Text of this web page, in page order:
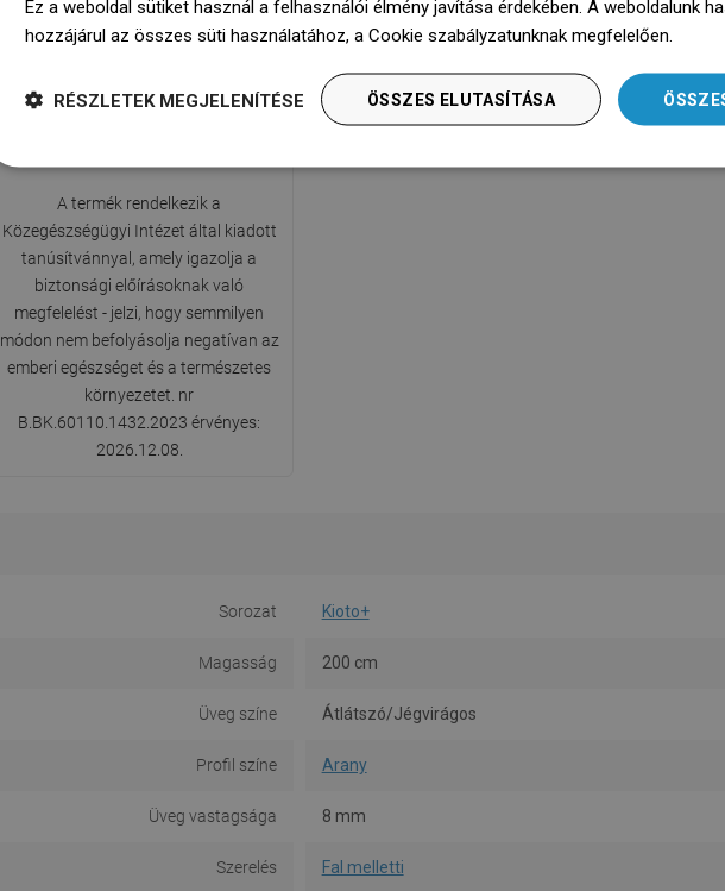
A termék rendelkezik a
Közegészségügyi Intézet által kiadott
tanúsítvánnyal, amely igazolja a
biztonsági előírásoknak való
megfelelést - jelzi, hogy semmilyen
módon nem befolyásolja negatívan az
emberi egészséget és a természetes
környezetet. nr
B.BK.60110.1432.2023 érvényes:
2026.12.08.
Sorozat Kioto+
Magasság 200 cm
Üveg színe Átlátszó/Jégvirágos
Profil színe Arany
Üveg vastagsága 8 mm
Szerelés Fal melletti
Ez a weboldal sütiket használ a felhasználói élmény javítása érdekében. A weboldalunk
hozzájárul az összes süti használatához, a Cookie szabályzatunknak megfelelően.
ÖSSZES ELUTASÍTÁSA
RÉSZLETEK MEGJELENÍTÉSE